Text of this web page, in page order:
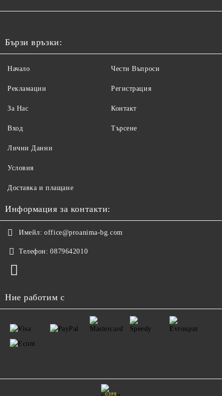
Бързи връзки:
Начало
Рекламации
За Нас
Вход
Чести Въпроси
Регистрация
Контакт
Търсене
Лични Данни
Условия
Доставка и плащане
Информация за контакти:
Имейл: office@proanima-bg.com
Телефон: 0879642010
Ние работим с
GDPR